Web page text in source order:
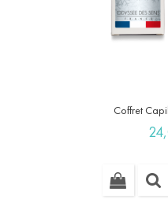
Coffret
Prix